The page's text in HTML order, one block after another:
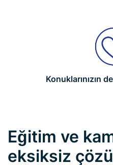
Konuklarınızın
Eğitim ve
eksiksiz